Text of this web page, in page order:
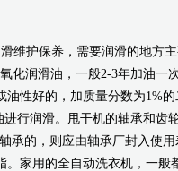
护保养，需要润滑的地方主
化润滑油，一般2-3年加油一
性好的，加质量分数为1%
行润滑。甩干机的轴承和齿
承的，则应由轴承厂封入使用
家用的全自动洗衣机，一般